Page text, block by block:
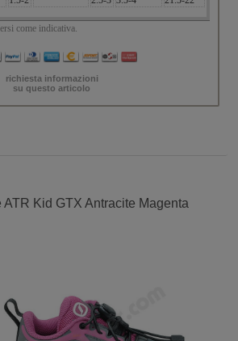
come indicativa.
richiesta informazioni
su questo articolo
Kid GTX Antracite Magenta